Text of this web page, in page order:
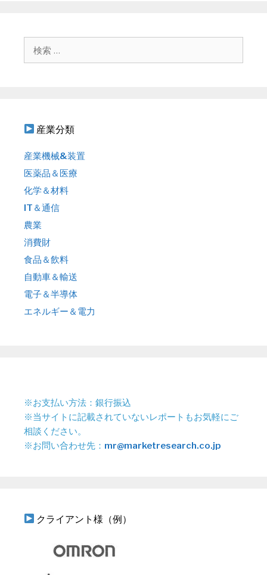
産業分類
産業機械&装置
医薬品＆医療
化学＆材料
IT＆通信
農業
消費財
食品＆飲料
自動車＆輸送
電子＆半導体
エネルギー＆電力
※お支払い方法：銀行振込
※当サイトに記載されていないレポートもお気軽にご
相談ください。
※お問い合わせ先： mr@marketresearch.co.jp
クライアント様（例）